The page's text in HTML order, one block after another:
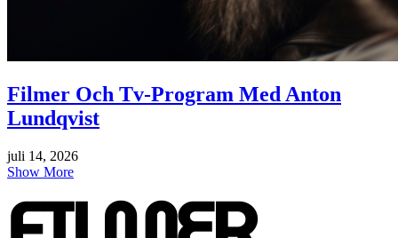
Filmer Och Tv-Program Med Anton
Lundqvist
juli 14, 2026
Show More